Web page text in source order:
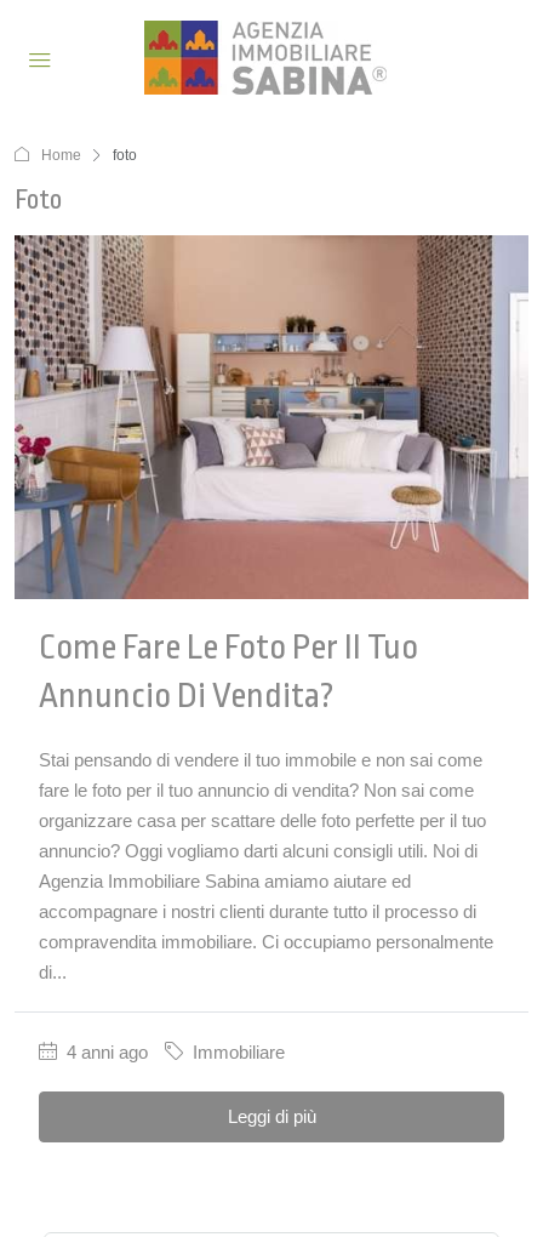
Home foto
Foto
Come Fare Le Foto Per Il Tuo
Annuncio Di Vendita?
Stai pensando di vendere il tuo immobile e non sai come
fare le foto per il tuo annuncio di vendita? Non sai come
organizzare casa per scattare delle foto perfette per il tuo
annuncio? Oggi vogliamo darti alcuni consigli utili. Noi di
Agenzia Immobiliare Sabina amiamo aiutare ed
accompagnare i nostri clienti durante tutto il processo di
compravendita immobiliare. Ci occupiamo personalmente
di...
4 anni ago Immobiliare
Leggi di più